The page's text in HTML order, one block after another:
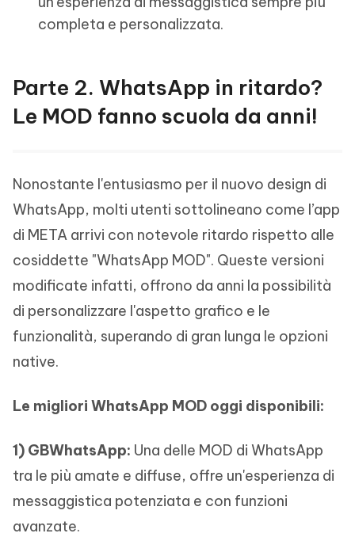
completa e personalizzata.
Parte 2. WhatsApp in ritardo?
Le MOD fanno scuola da anni!
Nonostante l'entusiasmo per il nuovo design di
WhatsApp, molti utenti sottolineano come l’app
di META arrivi con notevole ritardo rispetto alle
cosiddette "WhatsApp MOD". Queste versioni
modificate infatti, offrono da anni la possibilità
di personalizzare l'aspetto grafico e le
funzionalità, superando di gran lunga le opzioni
native.
Le migliori WhatsApp MOD oggi disponibili:
1) GBWhatsApp: Una delle MOD di WhatsApp
tra le più amate e diffuse, offre un'esperienza di
messaggistica potenziata e con funzioni
avanzate.